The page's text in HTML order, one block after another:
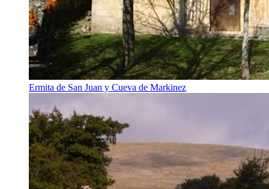
Ermita de San Juan y Cueva de Markinez